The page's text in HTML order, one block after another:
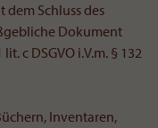
Schluss des
Dokument
c DSGVO i.V.m. § 132
Inventaren,